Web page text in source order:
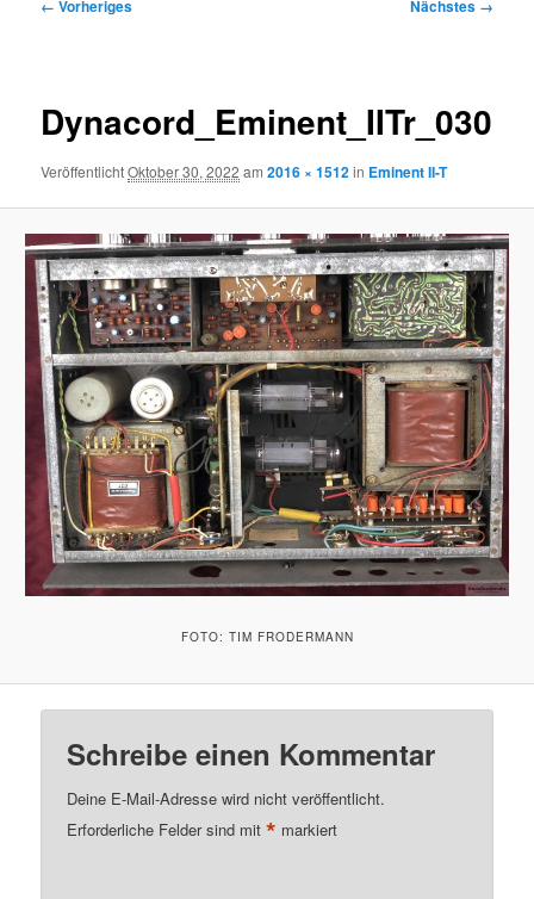
← Vorheriges Nächstes →
Dynacord_Eminent_IITr_030
VeröffentlichtOktober 30, 2022 am2016 × 1512in Eminent II-T
FOTO: TIM FRODERMANN
Schreibe einen Kommentar
Deine E-Mail-Adresse wird nicht veröffentlicht.
Erforderliche Felder sind mit* markiert